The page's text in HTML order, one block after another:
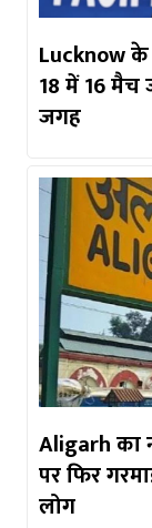
Lucknow के
18 में 16 मैच
जगह
Aligarh का
पर फिर
लोग